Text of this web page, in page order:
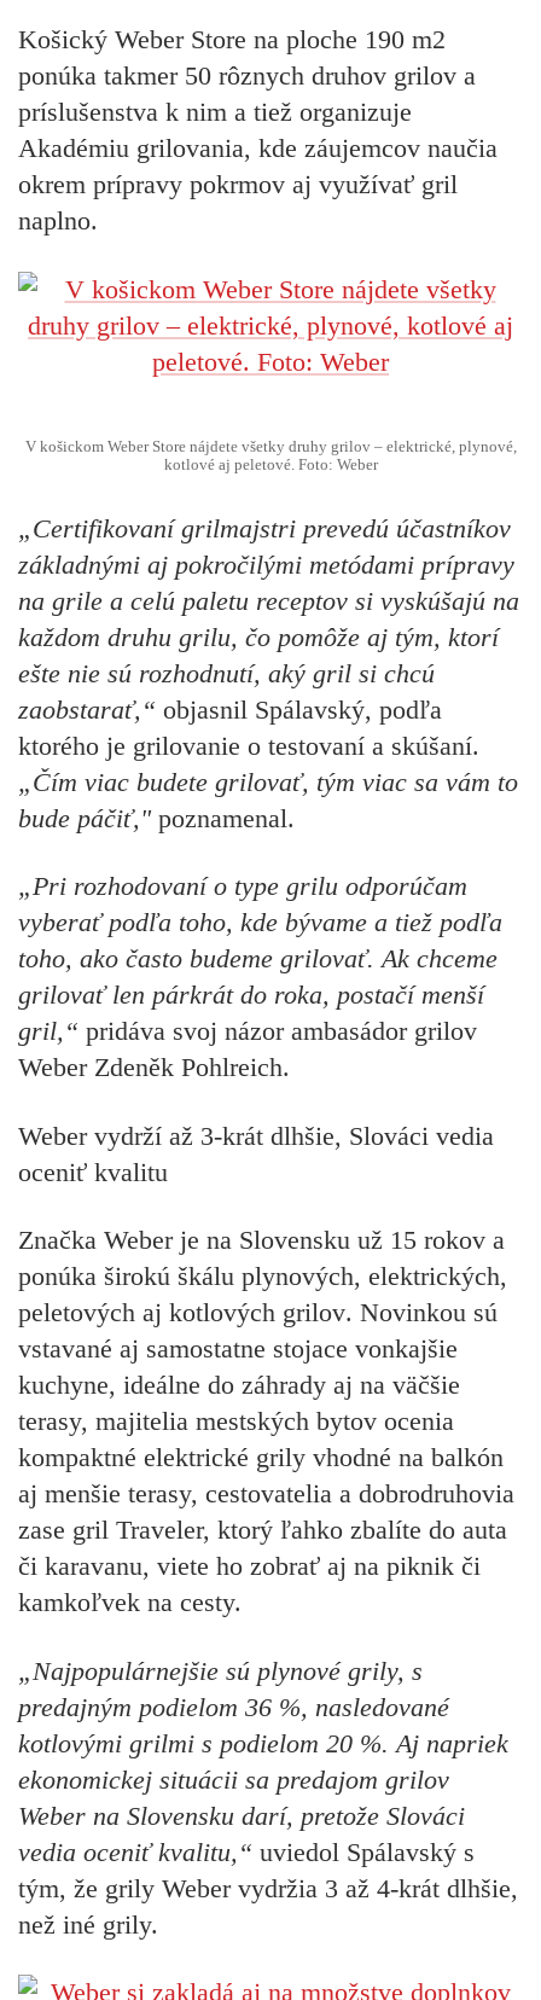
Košický Weber Store na ploche 190 m2
ponúka takmer 50 rôznych druhov grilov a
príslušenstva k nim a tiež organizuje
Akadémiu grilovania, kde záujemcov naučia
okrem prípravy pokrmov aj využívať gril
naplno.
V košickom Weber Store nájdete všetky druhy grilov – elektrické, plynové,
kotlové aj peletové. Foto: Weber
„Certifikovaní grilmajstri prevedú účastníkov
základnými aj pokročilými metódami prípravy
na grile a celú paletu receptov si vyskúšajú na
každom druhu grilu, čo pomôže aj tým, ktorí
ešte nie sú rozhodnutí, aký gril si chcú
zaobstarať,“ objasnil Spálavský, podľa
ktorého je grilovanie o testovaní a skúšaní.
„Čím viac budete grilovať, tým viac sa vám to
bude páčiť,"poznamenal.
„Pri rozhodovaní o type grilu odporúčam
vyberať podľa toho, kde bývame a tiež podľa
toho, ako často budeme grilovať. Ak chceme
grilovať len párkrát do roka, postačí menší
gril,“ pridáva svoj názor ambasádor grilov
Weber Zdeněk Pohlreich.
Weber vydrží až 3-krát dlhšie, Slováci vedia
oceniť kvalitu
Značka Weber je na Slovensku už 15 rokov a
ponúka širokú škálu plynových, elektrických,
peletových aj kotlových grilov. Novinkou sú
vstavané aj samostatne stojace vonkajšie
kuchyne, ideálne do záhrady aj na väčšie
terasy, majitelia mestských bytov ocenia
kompaktné elektrické grily vhodné na balkón
aj menšie terasy, cestovatelia a dobrodruhovia
zase gril Traveler, ktorý ľahko zbalíte do auta
či karavanu, viete ho zobrať aj na piknik či
kamkoľvek na cesty.
„Najpopulárnejšie sú plynové grily, s
predajným podielom 36 %, nasledované
kotlovými grilmi s podielom 20 %. Aj napriek
ekonomickej situácii sa predajom grilov
Weber na Slovensku darí, pretože Slováci
vedia oceniť kvalitu,“ uviedol Spálavský s
tým, že grily Weber vydržia 3 až 4-krát dlhšie,
než iné grily.